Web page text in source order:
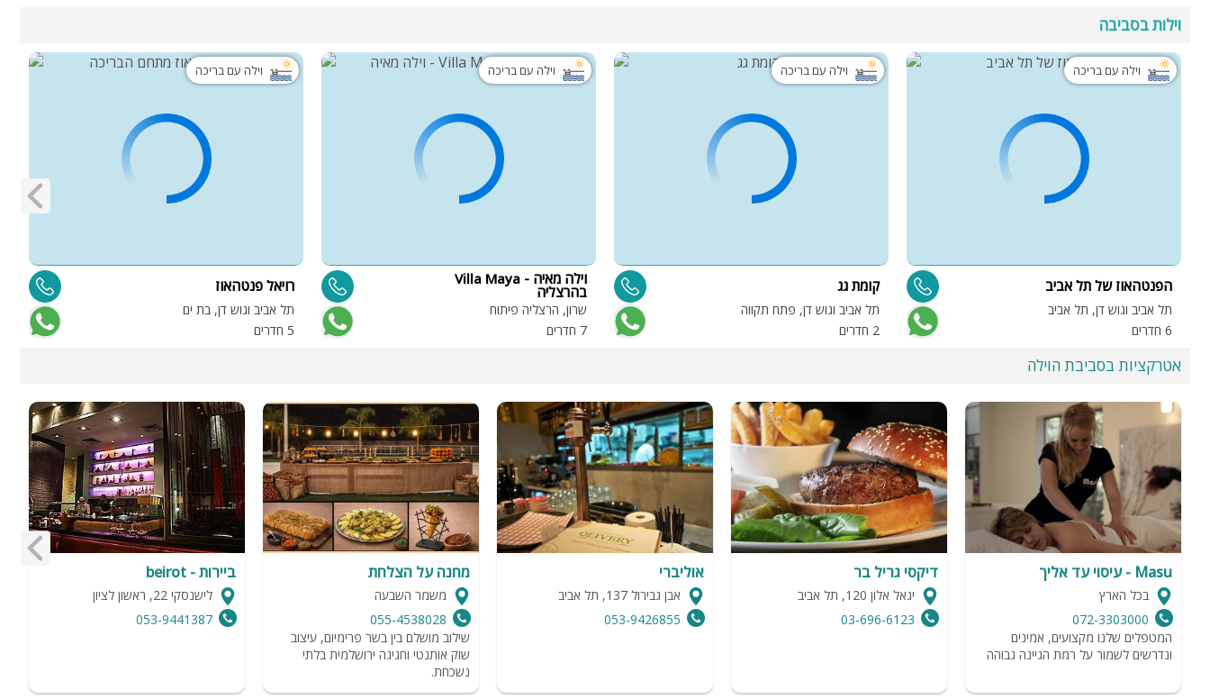
וילות בסביבה
וילה עם בריכה
הפנטהאוז של תל אביב
תל אביב וגוש דן, תל אביב
6 חדרים
וילה עם בריכה
קומת גג
תל אביב וגוש דן, פתח תקווה
2 חדרים
וילה עם בריכה
וילה מאיה - Villa Maya
בהרצליה
שרון, הרצליה פיתוח
7 חדרים
וילה עם בריכה
רויאל פנטהאוז
תל אביב וגוש דן, בת ים
5 חדרים
אטרקציות בסביבת הוילה
Masu - עיסוי עד אליך
בכל הארץ
072-3303000
המטפלים שלנו מקצועים, אמינים
ונדרשים לשמור על רמת הגיינה גבוהה
דיקסי גריל בר
יגאל אלון 120, תל אביב
03-696-6123
אוליברי
אבן גבירול 137, תל אביב
053-9426855
מחנה על הצלחת
משמר השבעה
055-4538028
שילוב מושלם בין בשר פרימיום, עיצוב
שוק אותנטי וחגיגה ירושלמית בלתי
נשכחת.
ביירות - beirot
לישנסקי 22, ראשון לציון
053-9441387